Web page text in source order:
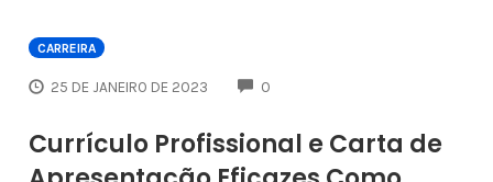
CARREIRA
25 DE JANEIRO DE 2023 0
Currículo Profissional e Carta de